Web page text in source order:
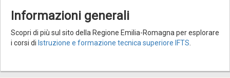
Informazioni generali
Scopri di più sul sito della Regione Emilia-Romagna per esplorare
i corsi di Istruzione e formazione tecnica superiore IFTS